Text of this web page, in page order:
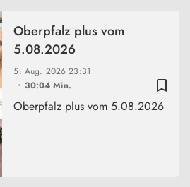
bookmark_border
5. Aug. 202623:31
30:04 Min.
Oberpfalz plus vom
5.08.2026
Oberpfalz plus vom 5.08.2026